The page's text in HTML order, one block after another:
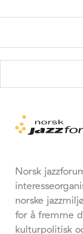
Norsk
norske
for å fremme
kulturpolitisk